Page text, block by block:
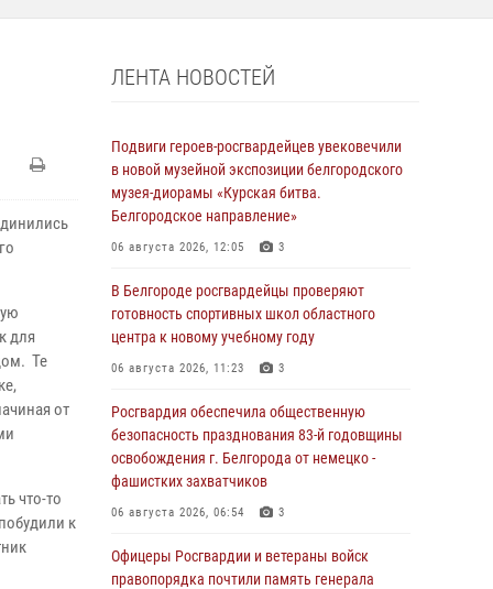
для
Те
от
что-то
к
ЛЕНТА НОВОСТЕЙ
Подвиги героев‑росгвардейцев увековечили
в новой музейной экспозиции белгородского
музея‑диорамы «Курская битва.
Белгородское направление»
06 августа 2026, 12:05 3
В Белгороде росгвардейцы проверяют
готовность спортивных школ областного
центра к новому учебному году
06 августа 2026, 11:23 3
Росгвардия обеспечила общественную
безопасность празднования 83-й годовщины
освобождения г. Белгорода от немецко -
фашистких захватчиков
06 августа 2026, 06:54 3
Офицеры Росгвардии и ветераны войск
правопорядка почтили память генерала